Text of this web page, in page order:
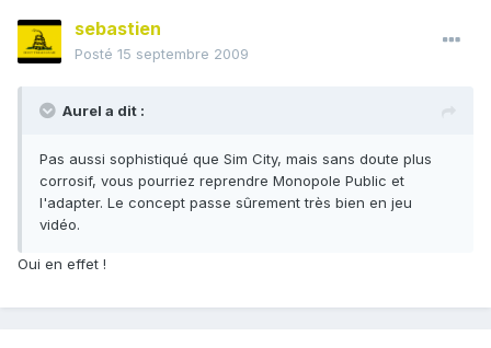
sebastien
Posté 15 septembre 2009
Aurel a dit :
Pas aussi sophistiqué que Sim City, mais sans doute plus
corrosif, vous pourriez reprendre Monopole Public et
l'adapter. Le concept passe sûrement très bien en jeu
vidéo.
Oui en effet !